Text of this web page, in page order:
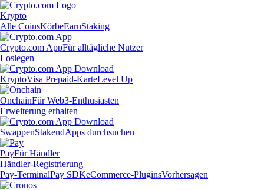
Krypto
Alle CoinsKörbeEarnStaking
Crypto.com AppFür alltägliche Nutzer
Loslegen
KryptoVisa Prepaid-KarteLevel Up
OnchainFür Web3-Enthusiasten
Erweiterung erhalten
SwappenStakendApps durchsuchen
PayFür Händler
Händler-Registrierung
Pay-TerminalPay SDKeCommerce-PluginsVorhersagen